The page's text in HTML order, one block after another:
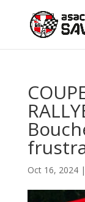
Oct 16, 2024|